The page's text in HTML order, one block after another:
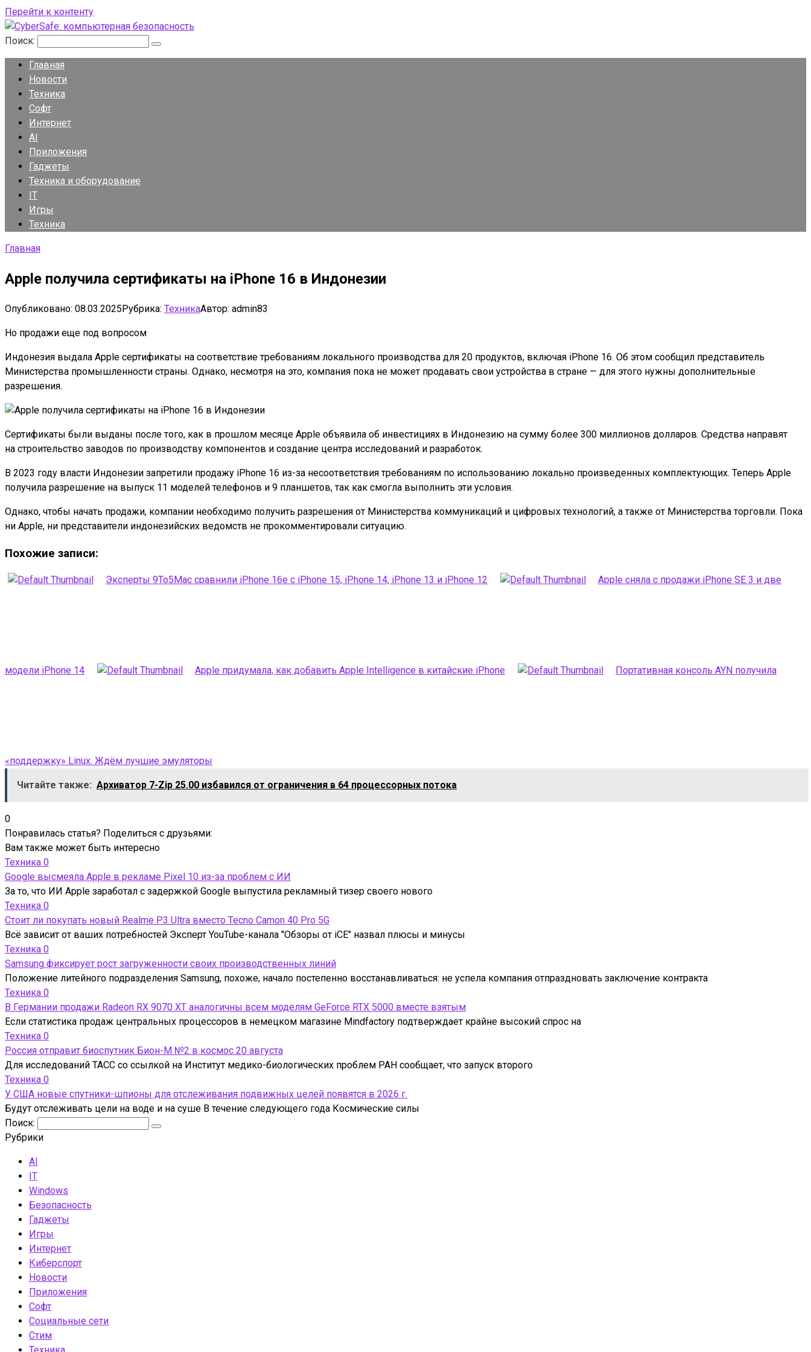
Перейти к контенту
Поиск:
Главная
Новости
Техника
Софт
Интернет
AI
Приложения
Гаджеты
Техника и оборудование
IT
Игры
Техника
Главная
Apple получила сертификаты на iPhone 16 в Индонезии
Опубликовано: 08.03.2025Рубрика: ТехникаАвтор: admin83
Но продажи еще под вопросом
Индонезия выдала Apple сертификаты на соответствие требованиям локального производства для 20 продуктов, включая iPhone 16. Об этом сообщил представитель
Министерства промышленности страны. Однако, несмотря на это, компания пока не может продавать свои устройства в стране — для этого нужны дополнительные
разрешения.
Сертификаты были выданы после того, как в прошлом месяце Apple объявила об инвестициях в Индонезию на сумму более 300 миллионов долларов. Средства направят
на строительство заводов по производству компонентов и создание центра исследований и разработок.
В 2023 году власти Индонезии запретили продажу iPhone 16 из-за несоответствия требованиям по использованию локально произведенных комплектующих. Теперь Apple
получила разрешение на выпуск 11 моделей телефонов и 9 планшетов, так как смогла выполнить эти условия.
Однако, чтобы начать продажи, компании необходимо получить разрешения от Министерства коммуникаций и цифровых технологий, а также от Министерства торговли. Пока
ни Apple, ни представители индонезийских ведомств не прокомментировали ситуацию.
Похожие записи:
Эксперты 9To5Mac сравнили iPhone 16e с iPhone 15, iPhone 14, iPhone 13 и iPhone 12 Apple сняла с продажи iPhone SE 3 и две
модели iPhone 14 Apple придумала, как добавить Apple Intelligence в китайские iPhone Портативная консоль AYN получила
«поддержку» Linux. Ждём лучшие эмуляторы
Читайте также: Архиватор 7-Zip 25.00 избавился от ограничения в 64 процессорных потока
0
Понравилась статья? Поделиться с друзьями:
Вам также может быть интересно
Техника 0
Google высмеяла Apple в рекламе Pixel 10 из-за проблем с ИИ
За то, что ИИ Apple заработал с задержкой Google выпустила рекламный тизер своего нового
Техника 0
Стоит ли покупать новый Realme P3 Ultra вместо Tecno Camon 40 Pro 5G
Всё зависит от ваших потребностей Эксперт YouTube-канала "Обзоры от iCE" назвал плюсы и минусы
Техника 0
Samsung фиксирует рост загруженности своих производственных линий
Положение литейного подразделения Samsung, похоже, начало постепенно восстанавливаться: не успела компания отпраздновать заключение контракта
Техника 0
В Германии продажи Radeon RX 9070 XT аналогичны всем моделям GeForce RTX 5000 вместе взятым
Если статистика продаж центральных процессоров в немецком магазине Mindfactory подтверждает крайне высокий спрос на
Техника 0
Россия отправит биоспутник Бион-М №2 в космос 20 августа
Для исследований ТАСС со ссылкой на Институт медико-биологических проблем РАН сообщает, что запуск второго
Техника 0
У США новые спутники-шпионы для отслеживания подвижных целей появятся в 2026 г.
Будут отслеживать цели на воде и на суше В течение следующего года Космические силы
Поиск:
Рубрики
AI
IT
Windows
Безопасность
Гаджеты
Игры
Интернет
Киберспорт
Новости
Приложения
Софт
Социальные сети
Стим